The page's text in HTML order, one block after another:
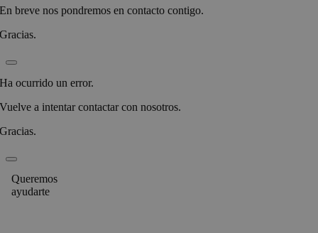
En breve nos pondremos en contacto contigo.
Gracias.
Ha ocurrido un error.
Vuelve a intentar contactar con nosotros.
Gracias.
Queremos
ayudarte